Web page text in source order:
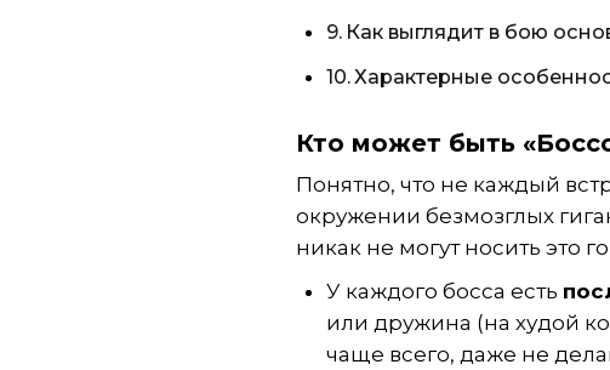
Как выглядит в бою
Характерные
Кто может быть
Понятно, что не каждый
окружении безмозглых
никак не могут носить это
У каждого босса есть
или дружина (на худой
чаще всего, даже не